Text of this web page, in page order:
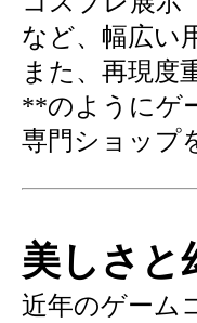
など、幅広い
また、再現度
**のようにゲ
専門ショップ
美しさと
近年のゲーム